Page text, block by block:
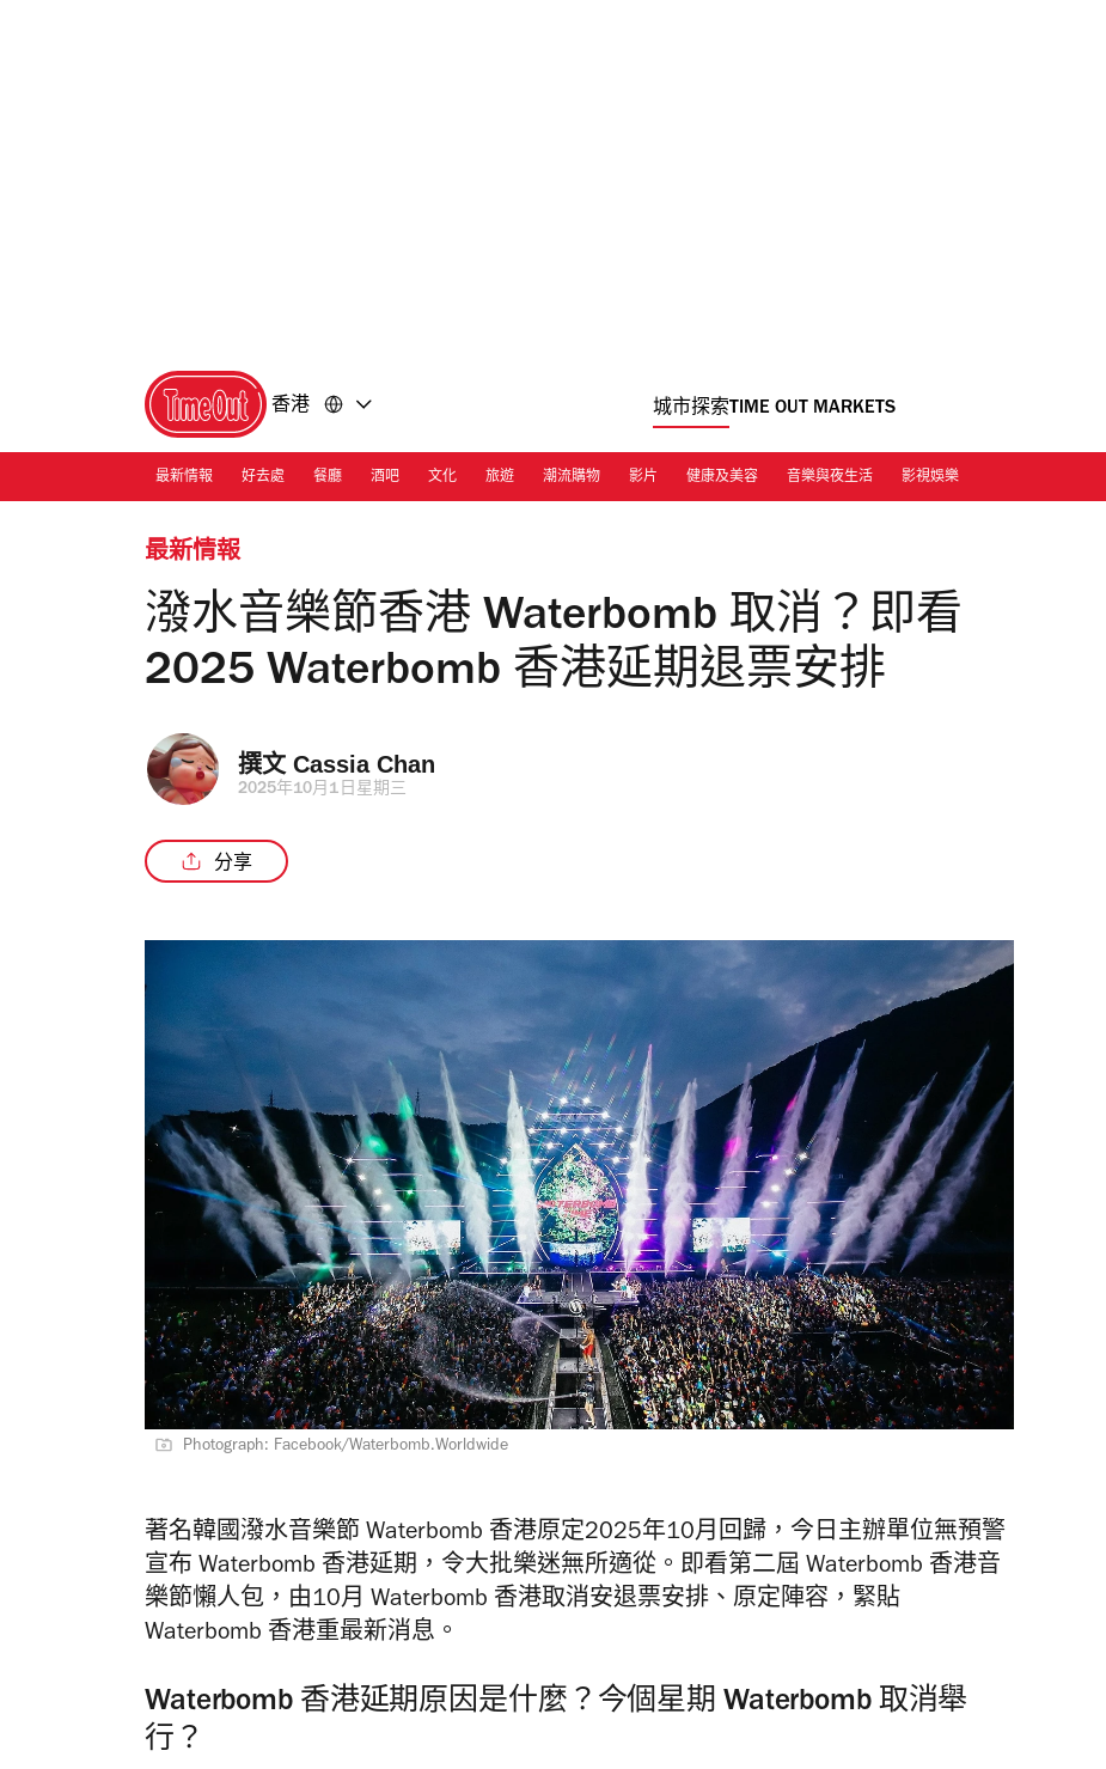
香港 城市探索TIME OUT MARKETS
最新情報 好去處 餐廳 酒吧 文化 旅遊 潮流購物 影片 健康及美容 音樂與夜生活 影視娛樂
最新情報
潑水音樂節香港 Waterbomb 取消？即看
2025 Waterbomb 香港延期退票安排
撰文 Cassia Chan
2025年10月1日星期三
分享
Photograph: Facebook/Waterbomb.Worldwide
著名韓國潑水音樂節 Waterbomb 香港原定2025年10月回歸，今日主辦單位無預警
宣布 Waterbomb 香港延期，令大批樂迷無所適從。即看第二屆 Waterbomb 香港音
樂節懶人包，由10月 Waterbomb 香港取消安退票安排、原定陣容，緊貼
Waterbomb 香港重最新消息。
Waterbomb 香港延期原因是什麼？今個星期 Waterbomb 取消舉
行？